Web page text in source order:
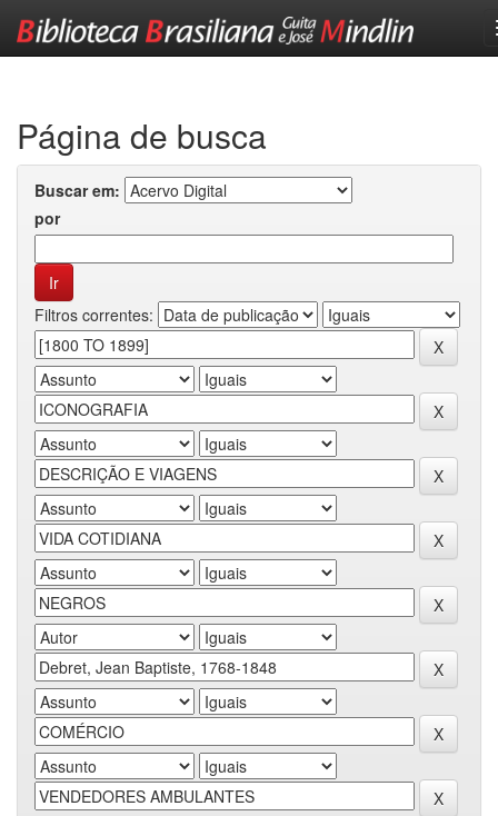
Página de busca
Buscar em:
por
Filtros correntes: